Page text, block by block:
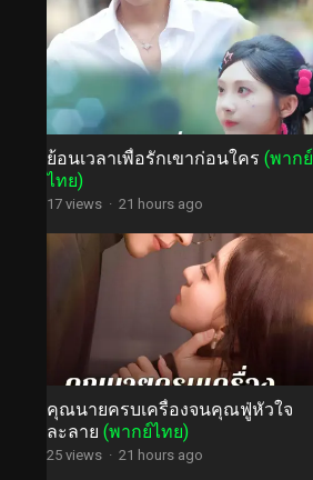
ย้อนเวลาเพื่อรักเขาก่อนใคร (พากย์
ไทย)
17 views · 21 hours ago
คุณนายครบเครื่องจนคุณฟู่หัวใจ
ละลาย (พากย์ไทย)
25 views · 21 hours ago